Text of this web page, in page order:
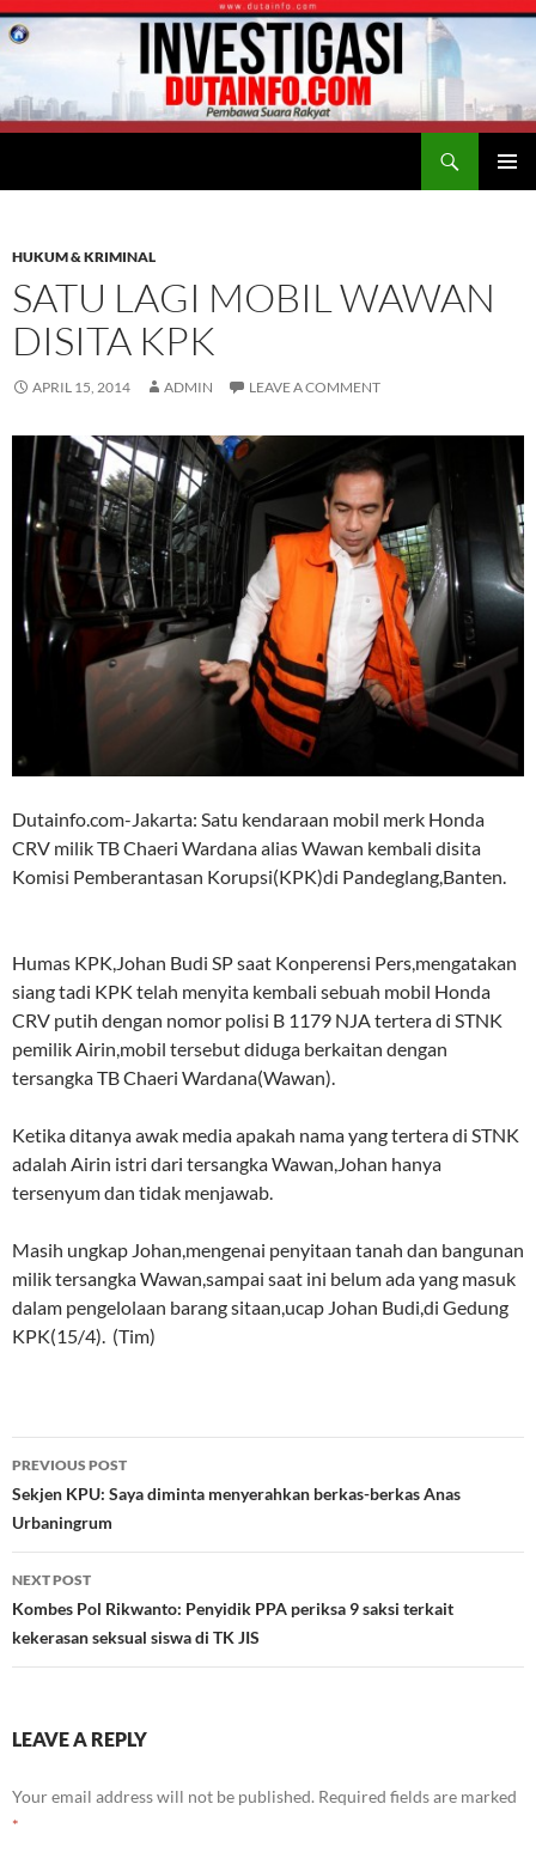
HUKUM & KRIMINAL
SATU LAGI MOBIL WAWAN
DISITA KPK
APRIL 15, 2014 ADMIN LEAVE A COMMENT
Dutainfo.com-Jakarta: Satu kendaraan mobil merk Honda
CRV milik TB Chaeri Wardana alias Wawan kembali disita
Komisi Pemberantasan Korupsi(KPK)di Pandeglang,Banten.
Humas KPK,Johan Budi SP saat Konperensi Pers,mengatakan
siang tadi KPK telah menyita kembali sebuah mobil Honda
CRV putih dengan nomor polisi B 1179 NJA tertera di STNK
pemilik Airin,mobil tersebut diduga berkaitan dengan
tersangka TB Chaeri Wardana(Wawan).
Ketika ditanya awak media apakah nama yang tertera di STNK
adalah Airin istri dari tersangka Wawan,Johan hanya
tersenyum dan tidak menjawab.
Masih ungkap Johan,mengenai penyitaan tanah dan bangunan
milik tersangka Wawan,sampai saat ini belum ada yang masuk
dalam pengelolaan barang sitaan,ucap Johan Budi,di Gedung
KPK(15/4). (Tim)
Post
navigation
PREVIOUS POST
Sekjen KPU: Saya diminta menyerahkan berkas-berkas Anas
Urbaningrum
NEXT POST
Kombes Pol Rikwanto: Penyidik PPA periksa 9 saksi terkait
kekerasan seksual siswa di TK JIS
LEAVE A REPLY
Your email address will not be published. Required fields are marked
*